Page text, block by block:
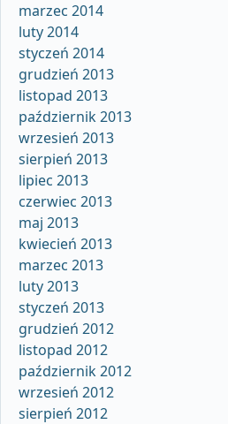
marzec 2014
luty 2014
styczeń 2014
grudzień 2013
listopad 2013
październik 2013
wrzesień 2013
sierpień 2013
lipiec 2013
czerwiec 2013
maj 2013
kwiecień 2013
marzec 2013
luty 2013
styczeń 2013
grudzień 2012
listopad 2012
październik 2012
wrzesień 2012
sierpień 2012